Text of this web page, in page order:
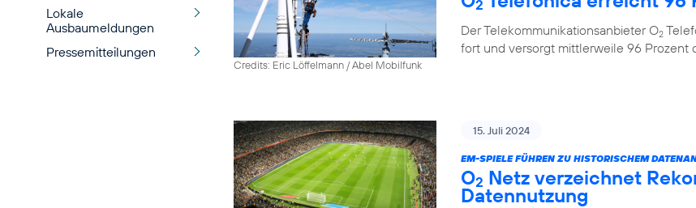
Lokale
Ausbaumeldungen
Pressemitteilungen
Credits: Eric Löffelmann / Abel Mobilfunk
2
Der Telekommunikationsanbieter O2
fort und versorgt mittlerweile 96 Prozent
15. Juli 2024
EM-SPIELE FÜHREN ZU HISTORISCHEM
O2 Netz verzeichnet
Datennutzung